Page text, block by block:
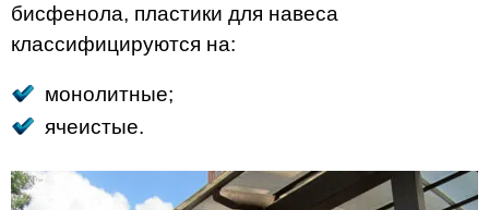
бисфенола, пластики для навеса
классифицируются на:
монолитные;
ячеистые.